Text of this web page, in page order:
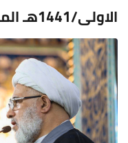
الاولى/1441هـ الموافق 17 /1 /2020 م :